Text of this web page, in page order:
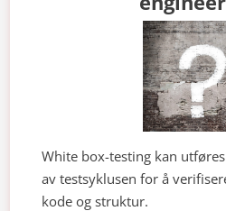
White box-testing kan
av testsyklusen for å
kode og struktur.